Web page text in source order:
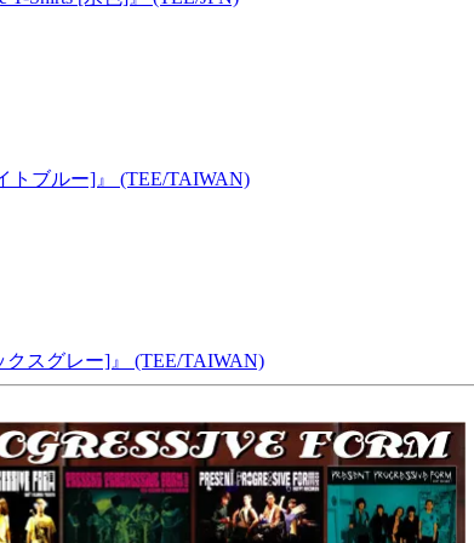
トブルー]』 (TEE/TAIWAN)
クスグレー]』 (TEE/TAIWAN)